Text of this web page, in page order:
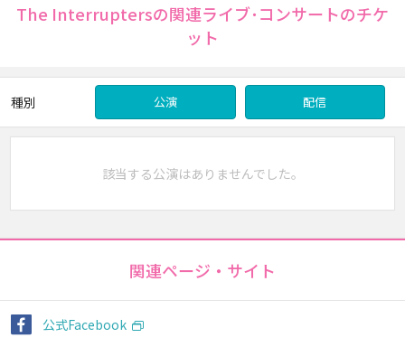
The Interruptersの関連ライブ･コンサートのチケ
ット
種別 公演 配信
該当する公演はありませんでした。
関連ページ・サイト
公式Facebook